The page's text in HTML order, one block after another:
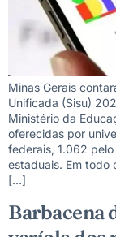
Minas Gerais
Unificada (Sisu)
Ministério da
oferecidas por
federais, 1.062
estaduais. Em todo
[…]
Barbacena